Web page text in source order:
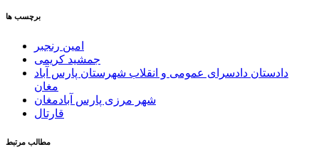
برچسب ها
امین رنجبر
جمشید کریمی
دادستان دادسرای عمومی و انقلاب شهرستان پارس آباد
مغان
شهر مرزی پارس آبادمغان
قارتال
مطالب مرتبط